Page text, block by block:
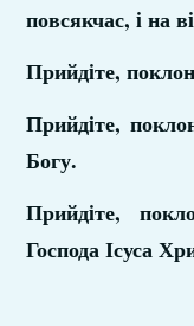
повсякчас, i на
Прийдiте,
Прийдiте,
Богу.
Прийдiте,
Господа Ісуса